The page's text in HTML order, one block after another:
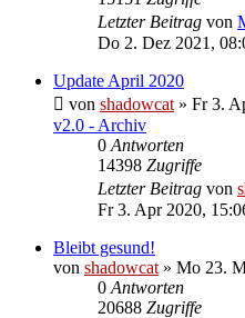
Letzter Beitrag von
Do 2. Dez 2021,
Update April 2020
von shadowcat » Fr 3.
v2.0 - Archiv
0 Antworten
14398 Zugriffe
Letzter Beitrag von
Fr 3. Apr 2020,
Bleibt gesund!
von shadowcat » Mo 23.
0 Antworten
20688 Zugriffe